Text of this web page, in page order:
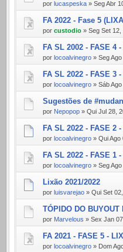
por lucaspeska » Seg Abr
FA 2022 - Fase 5
por custodio » Seg Set
FA SL 2002 - FASE 4
por locoalvinegro » Seg
FA SL 2022 - FASE 3
por locoalvinegro » Sáb
Sugestões de
por Nepopop » Qui Jul 28,
FA SL 2022 - FASE 2 -
por locoalvinegro » Qui Ago
FA SL 2022 - FASE 1
por locoalvinegro » Seg
Lixão 2021/2022
por luisvarejao » Qui Set
TÓPIDO DO BUYOUT
por Marvelous » Sex Jan
FA 2021 - FASE 5 -
por locoalvinegro » Dom